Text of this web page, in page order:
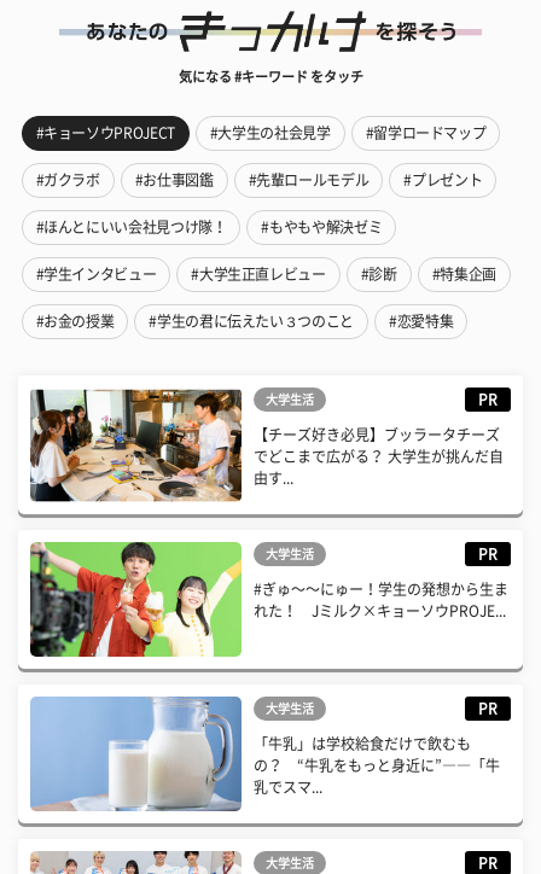
気になる #キーワード をタッチ
#キョーソウPROJECT #大学生の社会見学 #留学ロードマップ
#ガクラボ #お仕事図鑑 #先輩ロールモデル #プレゼント
#ほんとにいい会社見つけ隊！ #もやもや解決ゼミ
#学生インタビュー #大学生正直レビュー #診断 #特集企画
#お金の授業 #学生の君に伝えたい３つのこと #恋愛特集
大学生活 PR
【チーズ好き必見】ブッラータチーズ
でどこまで広がる？ 大学生が挑んだ自
由す...
大学生活 PR
#ぎゅ〜〜にゅー！学生の発想から生ま
れた！ Jミルク×キョーソウPROJE...
大学生活 PR
「牛乳」は学校給食だけで飲むも
の？ “牛乳をもっと身近に”――「牛
乳でスマ...
大学生活 PR